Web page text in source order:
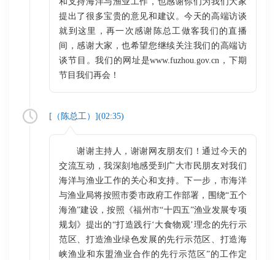
提出了很多宝贵的意见和建议。今天的高端访谈
就到这里，再一次感谢陈总工做客我们的直播
间，感谢大家，也希望您继续关注我们的高端访
谈节目。我们的网址是www.fuzhou.gov.cn，下期
节目我们再会！
[（ 陈总工）](02:35)
谢谢主持人，谢谢网友朋友们！通过今天的
交流互动，我深刻地感受到广大市民朋友对我们
海洋与渔业工作的关心和支持。下一步，市海洋
与渔业局将按照市委市政府工作部署，围绕“五个
海渔”建设，按照《福州市“十四五”渔业发展专项
规划》提出的“打造践行‘大食物观’理念的先行示
范区、打造渔业绿色发展的先行示范区、打造海
峡渔业和东盟渔业合作的先行示范区”的工作定